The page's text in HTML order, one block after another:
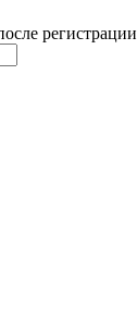
регистрации